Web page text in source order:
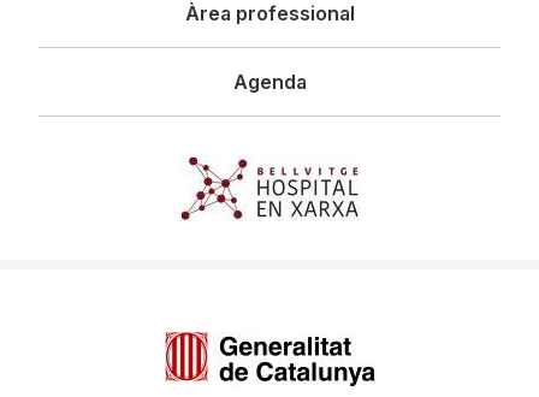
Àrea professional
Agenda